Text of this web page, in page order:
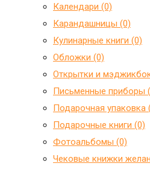
Календари (0)
Карандашницы (0)
Кулинарные книги (0)
Обложки (0)
Открытки и
Письменные приборы
Подарочная упаковка
Подарочные книги (0)
Фотоальбомы (0)
Чековые книжки